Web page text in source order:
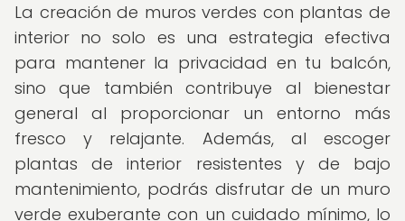
La creación de muros verdes con plantas de
interior no solo es una estrategia efectiva
para mantener la privacidad en tu balcón,
sino que también contribuye al bienestar
general al proporcionar un entorno más
fresco y relajante. Además, al escoger
plantas de interior resistentes y de bajo
mantenimiento, podrás disfrutar de un muro
verde exuberante con un cuidado mínimo, lo